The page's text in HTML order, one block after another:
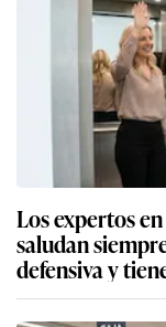
Los expertos
saludan
defensiva y